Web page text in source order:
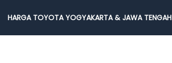
HARGA TOYOTA YOGYAKARTA & JAWA TENGAH